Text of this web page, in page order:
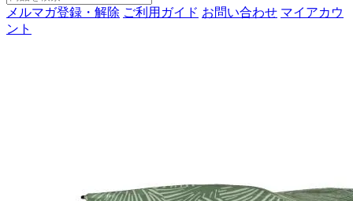
メルマガ登録・解除 ご利用ガイド お問い合わせ マイアカウ
ント